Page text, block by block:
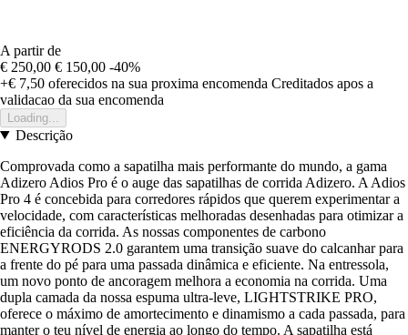
A partir de
€ 250,00 € 150,00 -40%
+€ 7,50 oferecidos na sua proxima encomenda Creditados apos a
validacao da sua encomenda
Loading...
Descrição
Comprovada como a sapatilha mais performante do mundo, a gama
Adizero Adios Pro é o auge das sapatilhas de corrida Adizero. A Adios
Pro 4 é concebida para corredores rápidos que querem experimentar a
velocidade, com características melhoradas desenhadas para otimizar a
eficiência da corrida. As nossas componentes de carbono
ENERGYRODS 2.0 garantem uma transição suave do calcanhar para
a frente do pé para uma passada dinâmica e eficiente. Na entressola,
um novo ponto de ancoragem melhora a economia na corrida. Uma
dupla camada da nossa espuma ultra-leve, LIGHTSTRIKE PRO,
oferece o máximo de amortecimento e dinamismo a cada passada, para
manter o teu nível de energia ao longo do tempo. A sapatilha está